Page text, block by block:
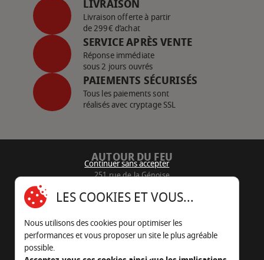
LIVRAISON
Livraison offerte à partir
de 299€ d’achat
SERVICE APRÈS VENTE
Réponse immédiate
sous 2 jours ouvrés
PAIEMENTS SÉCURISÉS
Tous les paiements sont
réalisés avec cryptage SSL
AUTOUR DU FEU
251 rue de la Génoise
05 45 22 98 09
Nous envoyer un e-mail
Continuer sans accepter
LES COOKIES ET VOUS...
Nous utilisons des cookies pour optimiser les
performances et vous proposer un site le plus agréable
possible.